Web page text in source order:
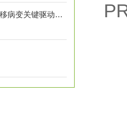
研究发现胃癌腹膜转移病变关键驱动基因